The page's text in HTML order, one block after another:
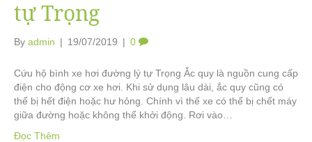
tự Trọng
By admin | 19/07/2019 | 0
Cứu hộ bình xe hơi đường lý tự Trọng Ắc quy là nguồn cung cấp
điện cho động cơ xe hơi. Khi sử dụng lâu dài, ắc quy cũng có
thể bị hết điện hoặc hư hỏng. Chính vì thế xe có thể bị chết máy
giữa đường hoặc không thể khởi động. Rơi vào…
Đọc Thêm